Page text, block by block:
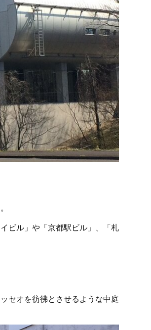
ビル」や「京都駅ビル」、「札
セオを彷彿とさせるような中庭